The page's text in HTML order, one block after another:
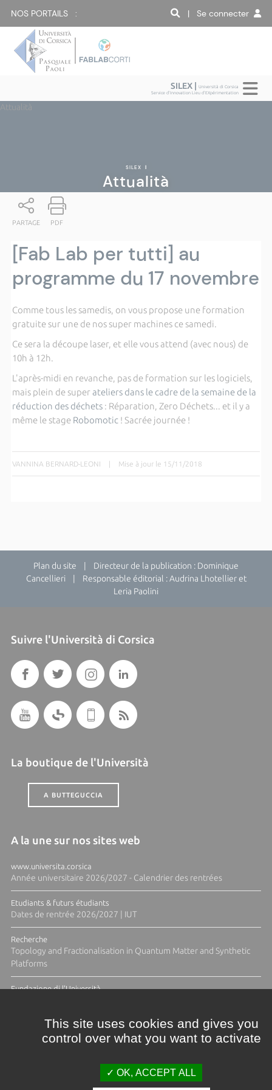
NOS PORTAILS : | Se connecter
SILEX |Università di Corsica
Service d'Innovation Lieu d'EXpérimentation
Attualità
SILEX |
Attualità
PARTAGE PDF
[Fab Lab per tutti] au
programme du 17 novembre
Comme tous les samedis, on vous propose une formation
gratuite sur une de nos super machines ce samedi.
Ce sera la découpe laser, et elle vous attend (avec nous) de
10h à 12h.
L'après-midi en revanche, pas de formation sur les logiciels,
mais plein de superateliers dans le cadre de la semaine de la
réduction des déchets: Réparation, Zero Déchets... et il y a
même le stage Robomotic! Sacrée journée !
VANNINA BERNARD-LEONI | Mise à jour le 15/11/2018
Plan du site | Directeur de la publication : Dominique
Cancellieri | Responsable éditorial : Audrina Lhotellier et
Leria Paolini
Suivre l'Università di Corsica
La boutique de l'Università
A BUTTEGUCCIA
A la une sur nos sites web
www.universita.corsica
Année universitaire 2026/2027 - Calendrier des rentrées
Etudiants & futurs étudiants
Dates de rentrée 2026/2027 | IUT
Recherche
Topology and Fractionalisation in Quantum Matter and Synthetic
Platforms
Fundazione di l'Università
This site uses cookies and gives you
control over what you want to activate
OK, ACCEPT ALL